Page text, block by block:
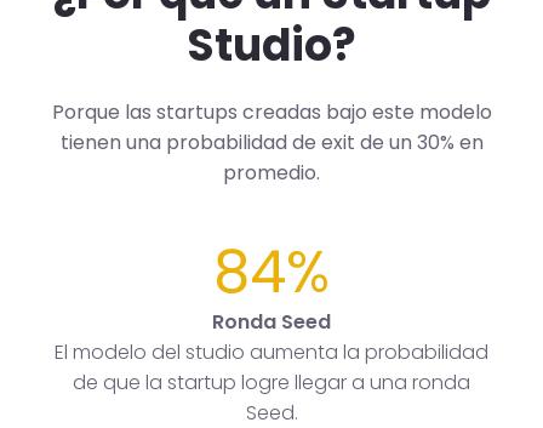
Studio?
Porque las startups creadas bajo este modelo
tienen una probabilidad de exit de un 30% en
promedio.
84%
Ronda Seed
El modelo del studio aumenta la probabilidad
de que la startup logre llegar a una ronda
Seed.